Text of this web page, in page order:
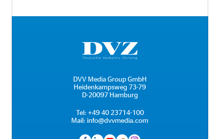
DVV Media Group GmbH
Heidenkampsweg 73-79
D-20097 Hamburg
Tel: +49 40 23714-100
Mail: info@dvvmedia.com